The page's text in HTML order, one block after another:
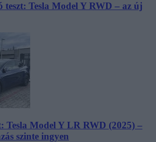
Tesla Model Y RWD – az új
Tesla Model Y LR RWD (2025) –
szinte ingyen